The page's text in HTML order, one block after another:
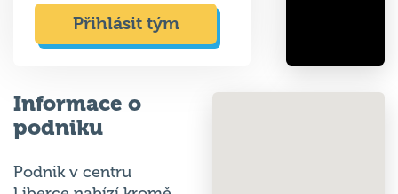
Přihlásit tým
Informace o
podniku
Podnik v centru